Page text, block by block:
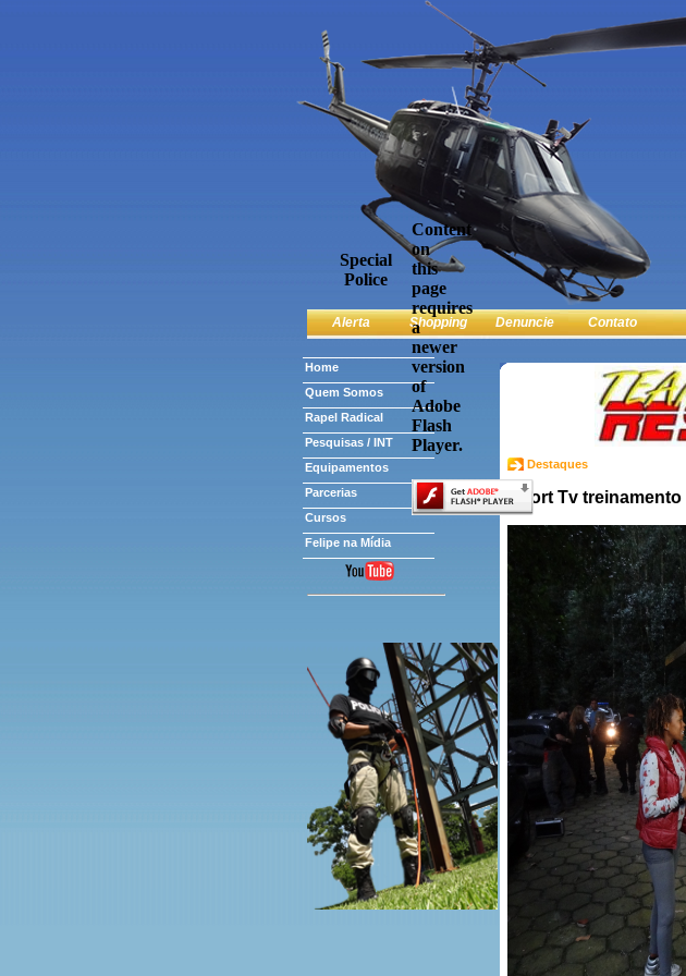
Special
Police
Alerta Shopping Denuncie Contato
Home
Quem Somos
Rapel Radical
Pesquisas / INT
Equipamentos
Parcerias
Cursos
Felipe na Mídia
Content
on
this
page
requires
a
newer
version
of
Adobe
Flash
Player.
Destaques
Sport Tv treinamento